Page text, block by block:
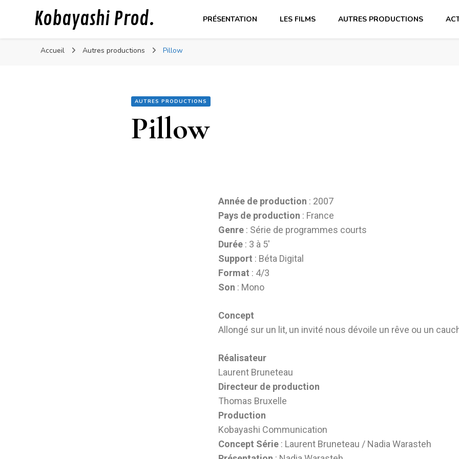
Kobayashi Prod. PRÉSENTATION LES FILMS AUTRES PRODUCTIONS
Accueil Autres productions Pillow
AUTRES PRODUCTIONS
Pillow
Année de production : 2007
Pays de production : France
Genre : Série de programmes courts
Durée : 3 à 5′
Support : Béta Digital
Format : 4/3
Son : Mono
Concept
Allongé sur un lit, un invité nous dévoile un rêve ou un
Réalisateur
Laurent Bruneteau
Directeur de production
Thomas Bruxelle
Production
Kobayashi Communication
Concept Série : Laurent Bruneteau / Nadia Warasteh